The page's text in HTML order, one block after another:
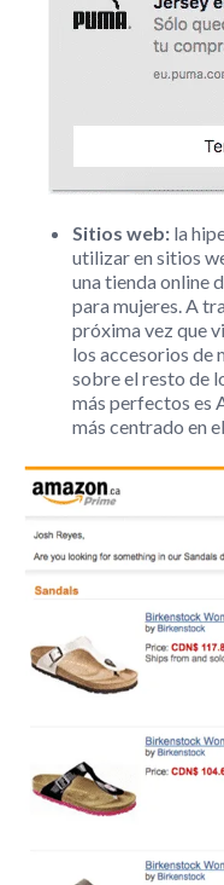
Sitios web: la
utilizar en sitios
una tienda online
para mujeres. A
próxima vez que
los accesorios de
sobre el resto de
más perfectos es
más centrado en